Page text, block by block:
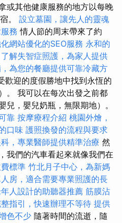
或其他健康服務的地方以每晚
。 設立墓園，讓先人的靈魂
務 情人節的周末帶來了約
網站優化的SEO服務 永和的
了解失智症照護，為家人提供
為您的餐廳提供可靠冷藏方
迎的度假勝地中找到永恆的
。 我可以在每次出發之前都
兒，嬰兒奶瓶，無限期地）。
靠 按摩療程介紹 桃園外燴，
口味 護照換發的流程與要求
，專業醫師提供精準治療 然
我們的汽車看起來就像我們在
標準 竹北月子中心，為新媽
房，適合需要專業照護的長
人設計的助聽器推薦 筋膜沾
指引，快速辦理不等待 提供
色不少 隨著時間的流逝，隨